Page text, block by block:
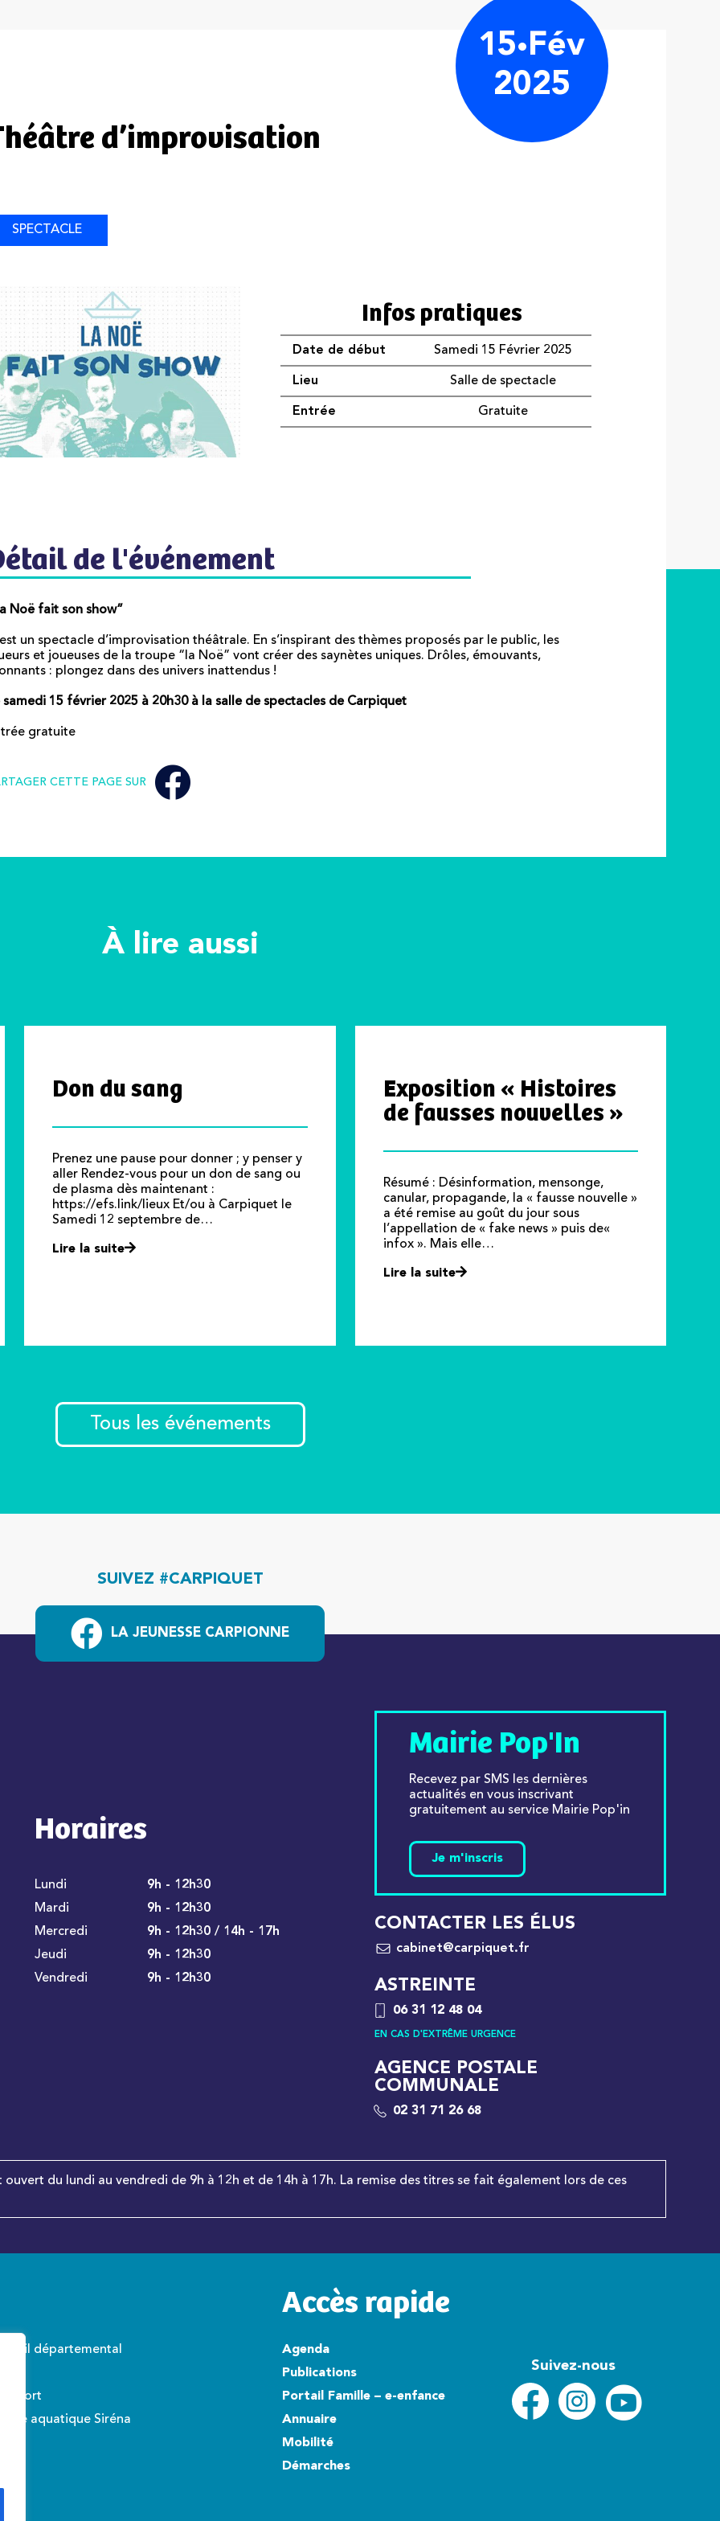
d’improvisation
15 Fév
2025
SPECTACLE
Infos pratiques
Date de début Samedi 15 Février 2025
Lieu Salle de spectacle
Entrée Gratuite
de l'événement
Noë fait son show”
un spectacle d’improvisation théâtrale. En s’inspirant des thèmes proposés par le public, les
et joueuses de la troupe “la Noë” vont créer des saynètes uniques. Drôles, émouvants,
: plongez dans des univers inattendus !
samedi 15 février 2025 à 20h30 à la salle de spectacles de Carpiquet
gratuite
CETTE PAGE SUR
À lire aussi
Don du sang
Prenez une pause pour donner ; y penser y
aller Rendez-vous pour un don de sang ou
de plasma dès maintenant :
https://efs.link/lieux Et/ou à Carpiquet le
Samedi 12 septembre de…
Lire la suite
Exposition « Histoires
de fausses nouvelles »
Résumé : Désinformation, mensonge,
canular, propagande, la « fausse nouvelle »
a été remise au goût du jour sous
l’appellation de « fake news » puis de«
infox ». Mais elle…
Lire la suite
Tous les événements
SUIVEZ #CARPIQUET
LA JEUNESSE CARPIONNE
Horaires
Lundi
9h - 12h30
Mardi
9h - 12h30
Mercredi
9h - 12h30 / 14h - 17h
Jeudi
9h - 12h30
Vendredi
9h - 12h30
Mairie Pop'In
Recevez par SMS les dernières
actualités en vous inscrivant
gratuitement au service Mairie Pop'in
Je m'inscris
CONTACTER LES ÉLUS
cabinet@carpiquet.fr
ASTREINTE
06 31 12 48 04
EN CAS D'EXTRÊME URGENCE
AGENCE POSTALE
COMMUNALE
02 31 71 26 68
du lundi au vendredi de 9h à 12h et de 14h à 17h. La remise des titres se fait également lors de ces
départemental
aquatique Siréna
Accès rapide
Agenda
Publications
Portail Famille – e-enfance
Annuaire
Mobilité
Démarches
Suivez-nous